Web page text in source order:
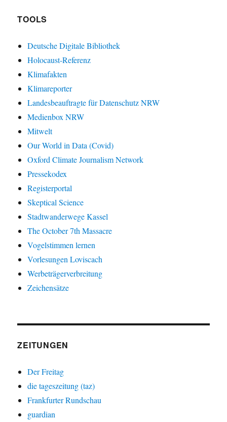
TOOLS
Deutsche Digitale Bibliothek
Holocaust-Referenz
Klimafakten
Klimareporter
Landesbeauftragte für Datenschutz NRW
Medienbox NRW
Mitwelt
Our World in Data (Covid)
Oxford Climate Journalism Network
Pressekodex
Registerportal
Skeptical Science
Stadtwanderwege Kassel
The October 7th Massacre
Vogelstimmen lernen
Vorlesungen Loviscach
Werbeträgerverbreitung
Zeichensätze
ZEITUNGEN
Der Freitag
die tageszeitung (taz)
Frankfurter Rundschau
guardian